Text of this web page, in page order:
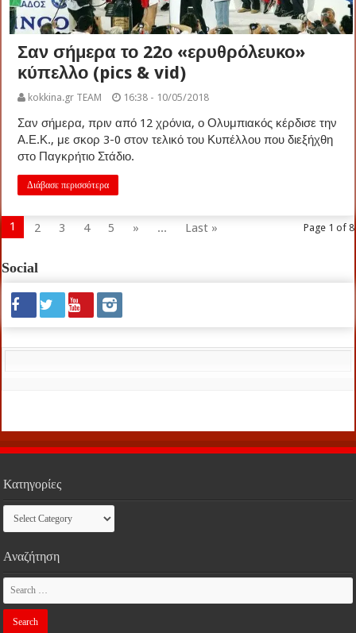
Σαν σήμερα το 22ο «ερυθρόλευκο»
κύπελλο (pics & vid)
kokkina.gr TEAM 16:38 - 10/05/2018
Σαν σήμερα, πριν από 12 χρόνια, ο Ολυμπιακός κέρδισε την
Α.Ε.Κ., με σκορ 3-0 στον τελικό του Κυπέλλου που διεξήχθη
στο Παγκρήτιο Στάδιο.
Διάβασε περισσότερα
Page 1 of 8
1 2 3 4 5 » ... Last »
Social
Κατηγορίες
Κατηγορίες
Αναζήτηση